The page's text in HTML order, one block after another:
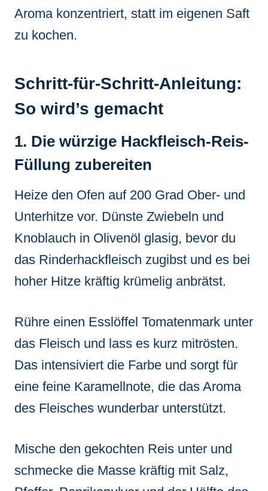
Aroma konzentriert, statt im eigenen Saft
zu kochen.
Schritt-für-Schritt-Anleitung:
So wird’s gemacht
1. Die würzige Hackfleisch-Reis-
Füllung zubereiten
Heize den Ofen auf 200 Grad Ober- und
Unterhitze vor. Dünste Zwiebeln und
Knoblauch in Olivenöl glasig, bevor du
das Rinderhackfleisch zugibst und es bei
hoher Hitze kräftig krümelig anbrätst.
Rühre einen Esslöffel Tomatenmark unter
das Fleisch und lass es kurz mitrösten.
Das intensiviert die Farbe und sorgt für
eine feine Karamellnote, die das Aroma
des Fleisches wunderbar unterstützt.
Mische den gekochten Reis unter und
schmecke die Masse kräftig mit Salz,